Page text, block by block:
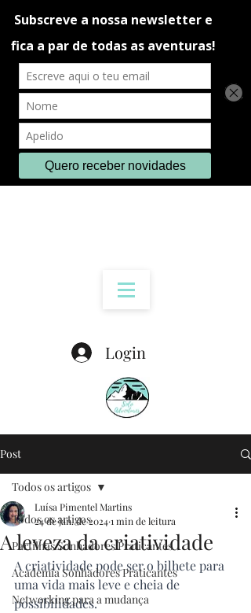
Login
Post
Todos os artigos
Partilhas Sonhadores Praticantes
Academia Sonhadores Praticantes
Networking para a mudança
Todos os artigos
A leveza da criatividade
Luísa Pimentel Martins
24 de jan. de 20241 min de leitura
A criatividade pode ser o bilhete para
uma vida mais leve e cheia de
possibilidades.